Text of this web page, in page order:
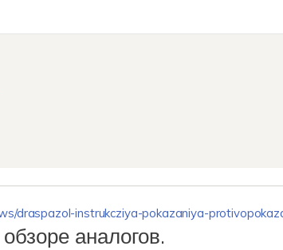
draspazol-instrukcziya-pokazaniya-
аналогов.